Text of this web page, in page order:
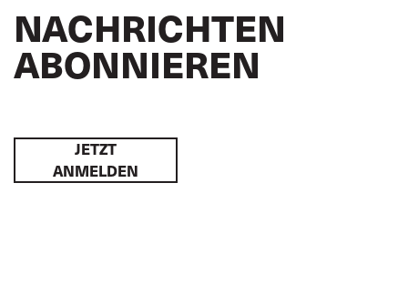
NACHRICHTEN
ABONNIEREN
JETZT
ANMELDEN